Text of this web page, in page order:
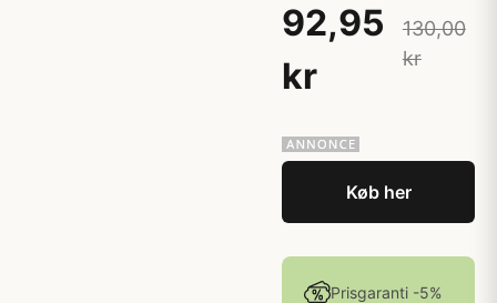
92,95
kr
130,00
kr
Køb her
Prisgaranti -5%